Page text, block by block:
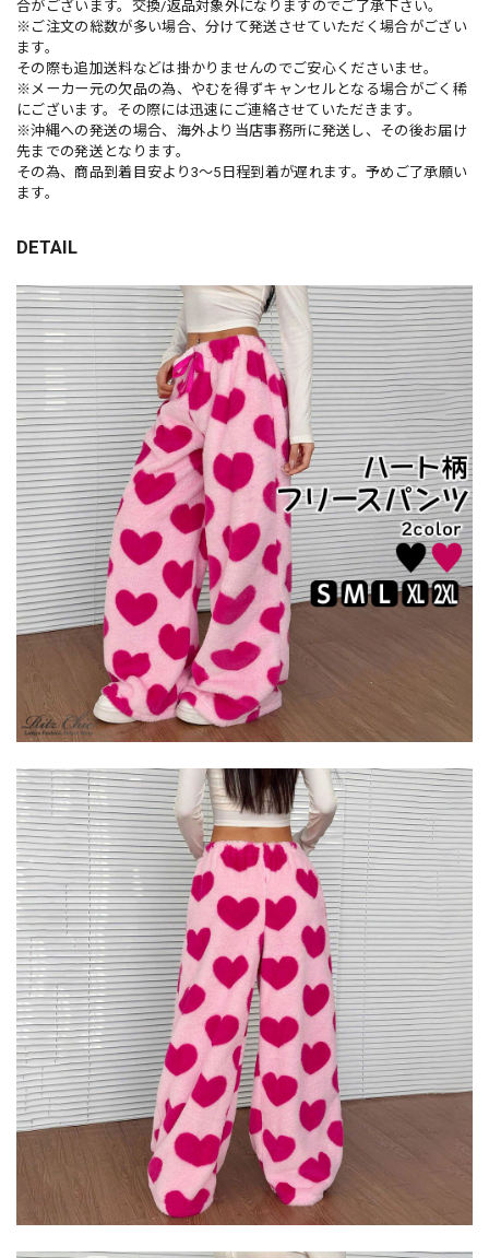
合がございます。交換/返品対象外になりますのでご了承下さい。
※ご注文の総数が多い場合、分けて発送させていただく場合がござい
ます。
その際も追加送料などは掛かりませんのでご安心くださいませ。
※メーカー元の欠品の為、やむを得ずキャンセルとなる場合がごく稀
にございます。その際には迅速にご連絡させていただきます。
※沖縄への発送の場合、海外より当店事務所に発送し、その後お届け
先までの発送となります。
その為、商品到着目安より3〜5日程到着が遅れます。予めご了承願い
ます。
DETAIL